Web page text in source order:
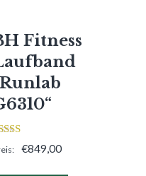
Fitness
5
€849,00